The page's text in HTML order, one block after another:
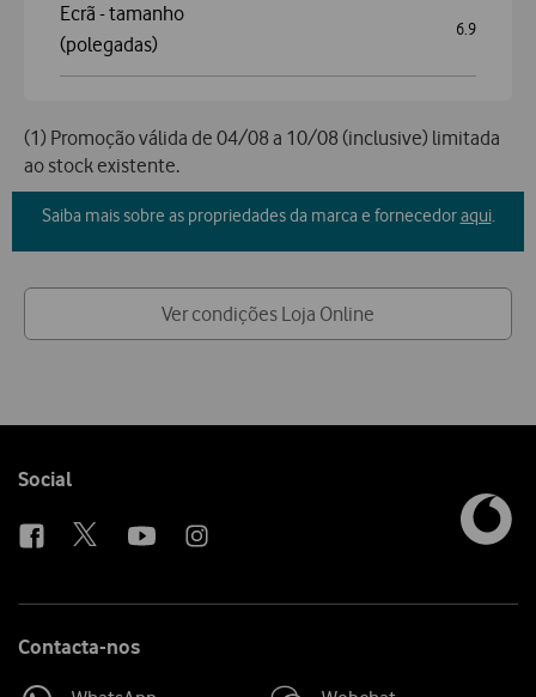
Ecrã - tamanho
(polegadas)
6.9
(1) Promoção válida de 04/08 a 10/08 (inclusive) limitada
ao stock existente.
Saiba mais sobre as propriedades da marca e fornecedoraqui.
Ver condições Loja Online
Follow
Social
Contacta-nos